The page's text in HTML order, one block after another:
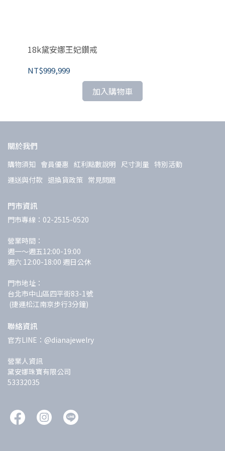
18k黛安娜王妃鑽戒
NT$999,999
加入購物車
關於我們
購物須知 會員優惠 紅利點數說明 尺寸測量 特別活動
運送與付款 退換貨政策 常見問題
門市資訊
門市專線：02-2515-0520
營業時間：
週一～週五12:00-19:00
週六 12:00-18:00 週日公休
門市地址：
台北市中山區四平街83-1號
(捷運松江南京步行3分鐘)
聯絡資訊
官方LINE：@dianajewelry
營業人資訊
黛安娜珠寶有限公司
53332035